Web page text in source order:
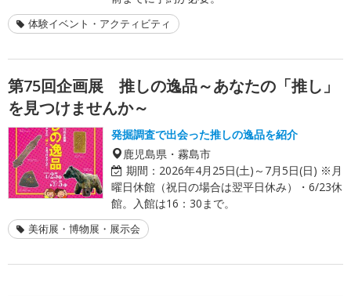
体験イベント・アクティビティ
第75回企画展 推しの逸品～あなたの「推し」
を見つけませんか～
発掘調査で出会った推しの逸品を紹介
鹿児島県・霧島市
期間： 2026年4月25日(土)～7月5日(日) ※月
曜日休館（祝日の場合は翌平日休み）・6/23休
館。入館は16：30まで。
美術展・博物展・展示会